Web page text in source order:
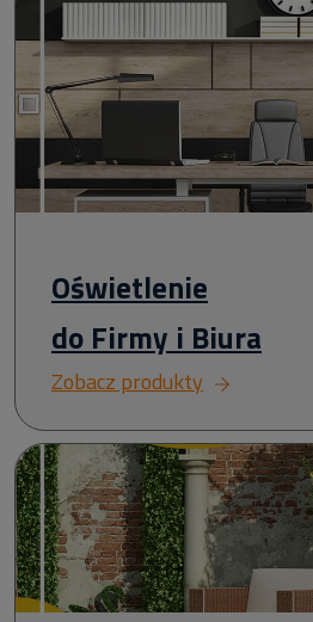
Oświetlenie
do Firmy i Biura
Zobacz produkty